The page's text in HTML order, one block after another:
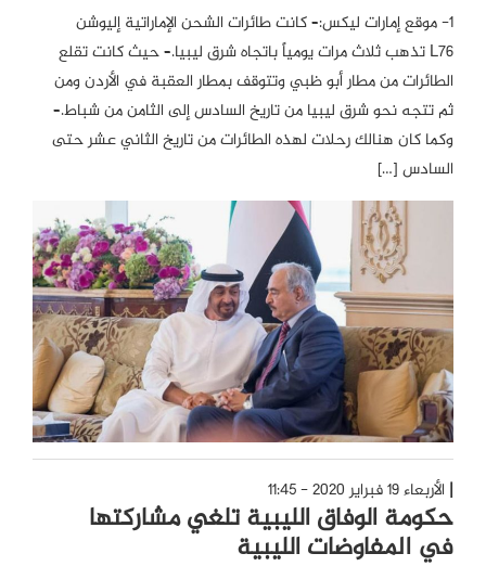
1- موقع إمارات ليكس:– كانت طائرات الشحن الإماراتية إليوشن
L76 تذهب ثلاث مرات يومياً باتجاه شرق ليبيا.– حيث كانت تقلع
الطائرات من مطار أبو ظبي وتتوقف بمطار العقبة في الأردن ومن
ثم تتجه نحو شرق ليبيا من تاريخ السادس إلى الثامن من شباط.–
وكما كان هنالك رحلات لهذه الطائرات من تاريخ الثاني عشر حتى
السادس […]
الأربعاء 19 فبراير 2020 - 11:45
حكومة الوفاق الليبية تلغي مشاركتها
في المفاوضات الليبية